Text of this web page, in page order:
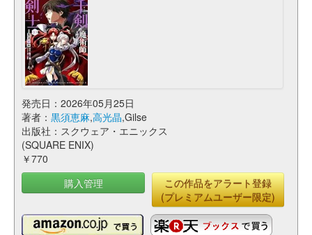
発売日：2026年05月25日
著者： 黒須恵麻,高光晶,Gilse
出版社：スクウェア・エニックス
(SQUARE ENIX)
￥770
購入管理
この作品をアラート登録
(プレミアムユーザー限定)